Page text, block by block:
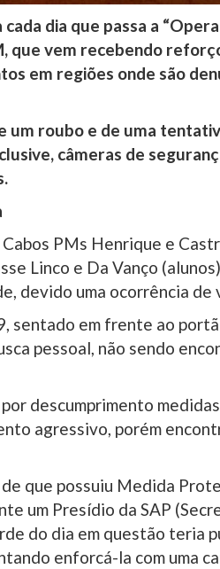
dia que passa a
que vem recebendo
em regiões onde são
um roubo e de uma
câmeras de
PMs Henrique e
Linco e Da Vanço
devido uma ocorrência
sentado em frente ao
pessoal, não sendo
descumprimento
agressivo, porém
que possuiu Medida
um Presídio da SAP
do dia em questão teria
enforcá-la com uma